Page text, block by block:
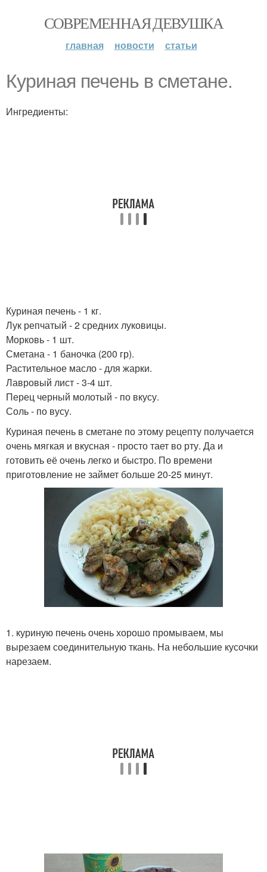
СОВРЕМЕННАЯ ДЕВУШКА
главная новости статьи
Куриная печень в сметане.
Ингредиенты:
Куриная печень - 1 кг.
Лук репчатый - 2 средних луковицы.
Морковь - 1 шт.
Сметана - 1 баночка (200 гр).
Растительное масло - для жарки.
Лавровый лист - 3-4 шт.
Перец черный молотый - по вкусу.
Соль - по вусу.
Куриная печень в сметане по этому рецепту получается
очень мягкая и вкусная - просто тает во рту. Да и
готовить её очень легко и быстро. По времени
приготовление не займет больше 20-25 минут.
1. куриную печень очень хорошо промываем, мы
вырезаем соединительную ткань. На небольшие кусочки
нарезаем.